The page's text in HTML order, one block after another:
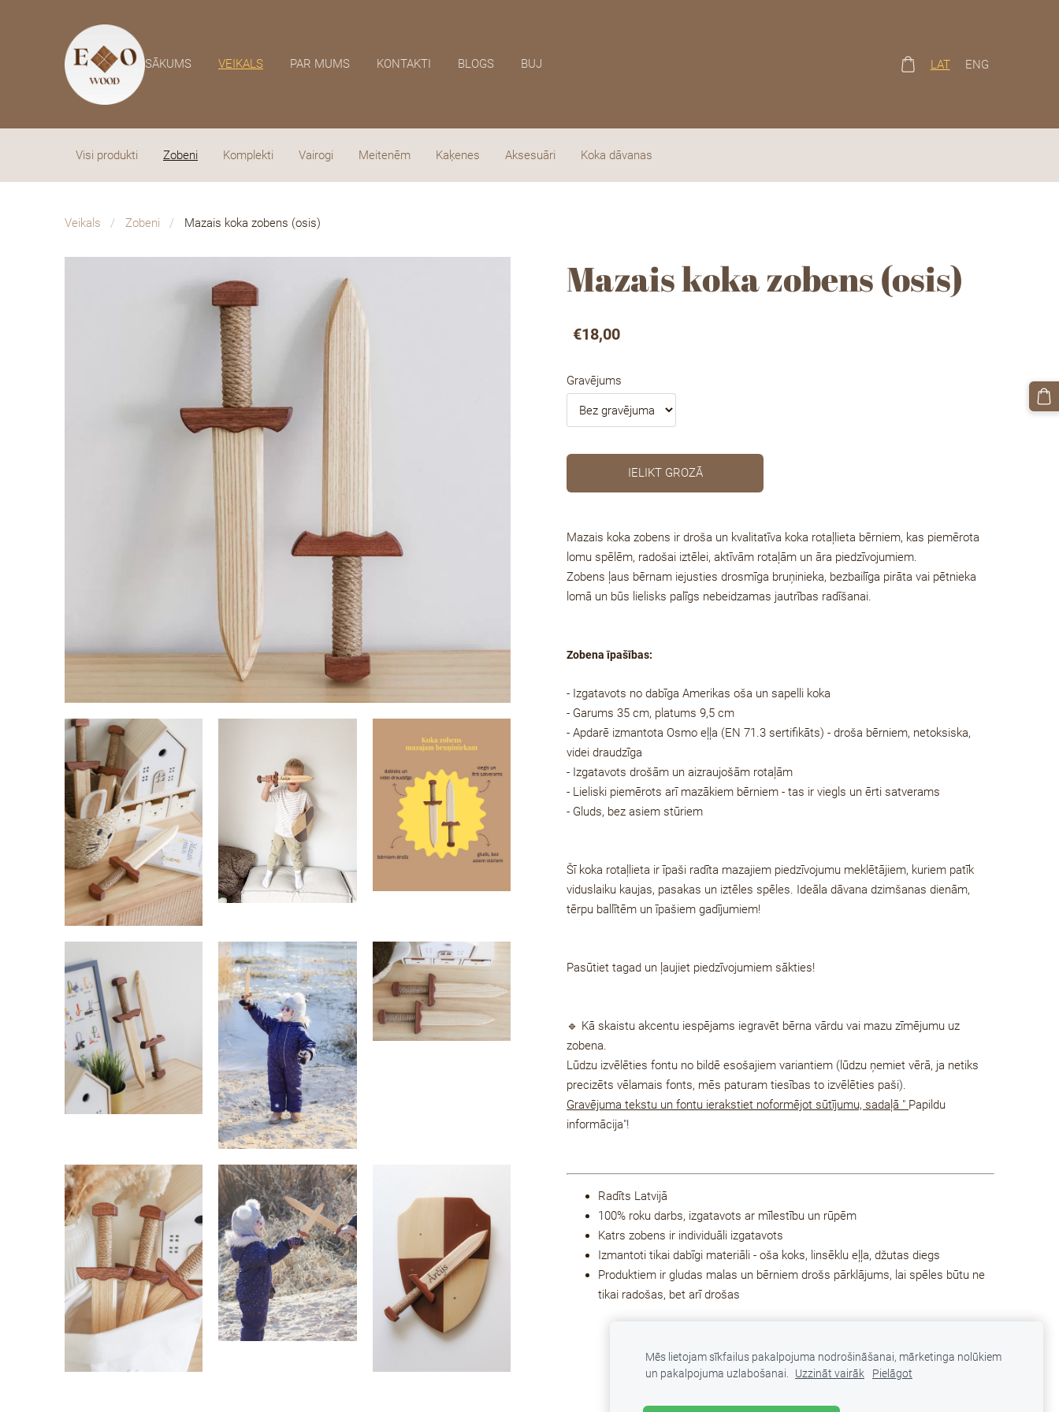
SĀKUMS VEIKALS PAR MUMS KONTAKTI BLOGS BUJ LAT ENG
Visi produkti Zobeni Komplekti Vairogi Meitenēm Kaķenes Aksesuāri Koka dāvanas
Veikals Zobeni Mazais koka zobens (osis)
Mazais koka zobens (osis)
€18,00
Gravējums
IELIKT GROZĀ
Mazais koka zobens ir droša un kvalitatīva koka rotaļlieta bērniem, kas piemērota
lomu spēlēm, radošai iztēlei, aktīvām rotaļām unāra piedzīvojumiem.
Zobens ļaus bērnam iejusties drosmīga bruņinieka, bezbailīga pirāta vai pētnieka
lomā un būs lielisks palīgs nebeidzamas jautrības radīšanai.
Zobena īpašības:
- Izgatavots no dabīga Amerikas oša un sapelli koka
- Garums 35 cm, platums 9,5 cm
- Apdarē izmantota Osmo eļļa (EN 71.3 sertifikāts)- droša bērniem, netoksiska,
videi draudzīga
- Izgatavots drošām un aizraujošām rotaļām
- Lieliski piemērots arī mazākiem bērniem - tas ir viegls un ērti satverams
- Gluds, bez asiem stūriem
Šī koka rotaļlieta ir īpaši radīta mazajiem piedzīvojumu meklētājiem, kuriem patīk
viduslaiku kaujas, pasakas un iztēles spēles. Ideāla dāvana dzimšanas dienām,
tērpu ballītēm un īpašiem gadījumiem!
Pasūtiet tagad un ļaujiet piedzīvojumiem sākties!
🔹 Kā skaistu akcentu iespējams iegravēt bērna vārdu vai mazu zīmējumu uz
zobena.
Lūdzu izvēlēties fontu no bildē esošajiem variantiem (lūdzu ņemiet vērā, ja netiks
precizēts vēlamais fonts, mēs paturam tiesības to izvēlēties paši).
Gravējuma tekstu un fontu ierakstiet noformējot sūtījumu, sadaļā " Papildu
informācija"!
Radīts Latvijā
100% roku darbs, izgatavots ar mīlestību un rūpēm
Katrs zobens ir individuāli izgatavots
Izmantoti tikai dabīgi materiāli - oša koks, linsēklu eļļa, džutas diegs
Produktiem ir gludas malas un bērniem drošs pārklājums, lai spēles būtu ne
tikai radošas, bet arī drošas
Mēs lietojam sīkfailus pakalpojuma nodrošināšanai, mārketinga nolūkiem
un pakalpojuma uzlabošanai.
Uzzināt vairāk Pielāgot